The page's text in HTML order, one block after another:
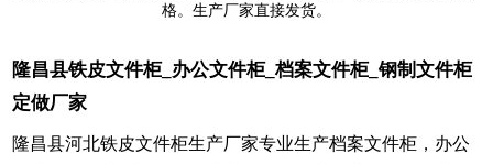
格。生产厂家直接发货。
隆昌县铁皮文件柜_办公文件柜_档案文件柜_钢制文件柜
定做厂家
隆昌县河北铁皮文件柜生产厂家专业生产档案文件柜，办公